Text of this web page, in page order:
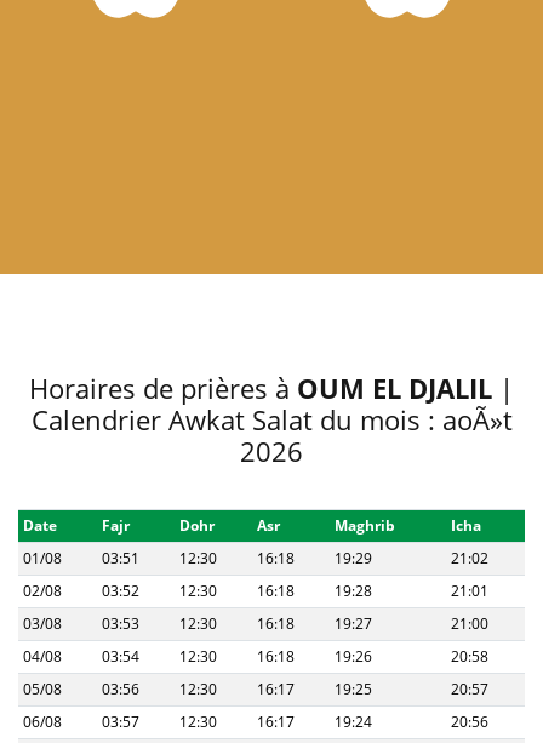
Horaires de prières à OUM EL DJALIL |
Calendrier Awkat Salat du mois : aoÃ»t
2026
Date Fajr Dohr Asr Maghrib
Icha
01/08
03:51 12:30 16:18 19:29
21:02
02/08
03:52 12:30 16:18 19:28
21:01
03/08
03:53 12:30 16:18 19:27
21:00
04/08
03:54 12:30 16:18 19:26
20:58
05/08
03:56 12:30 16:17 19:25
20:57
06/08
03:57 12:30 16:17 19:24
20:56